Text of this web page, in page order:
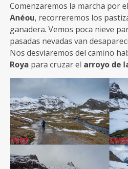
Comenzaremos la marcha por
Anéou, recorreremos los
ganadera. Vemos poca nieve
pasadas nevadas van
Nos desviaremos del camino
Roya para cruzar el arroyo de